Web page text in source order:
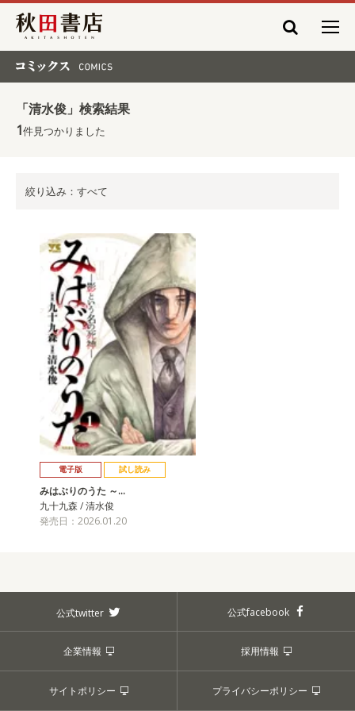
秋田書店
「清水俊」検索結果
1件見つかりました
絞り込み：すべて
電子版 試し読み
みはぶりのうた ～…
九十九森 / 清水俊
発売日：2026.01.20
公式twitter 公式facebook
企業情報 採用情報
サイトポリシー プライバシーポリシー